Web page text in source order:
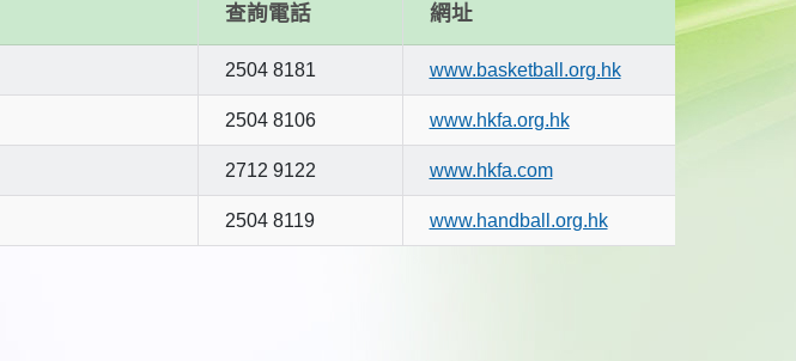
查詢電話 網址
2504 8181 www.basketball.org.hk
2504 8106 www.hkfa.org.hk
2712 9122 www.hkfa.com
2504 8119 www.handball.org.hk